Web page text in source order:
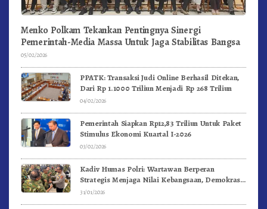
Menko Polkam Tekankan Pentingnya Sinergi
Pemerintah-Media Massa Untuk Jaga Stabilitas Bangsa
05/02/2026
PPATK: Transaksi Judi Online Berhasil Ditekan,
Dari Rp 1.1000 Triliun Menjadi Rp 268 Triliun
04/02/2026
Pemerintah Siapkan Rp12,83 Triliun Untuk Paket
Stimulus Ekonomi Kuartal I-2026
03/02/2026
Kadiv Humas Polri: Wartawan Berperan
Strategis Menjaga Nilai Kebangsaan, Demokrasi,
dan NKRI
31/01/2026